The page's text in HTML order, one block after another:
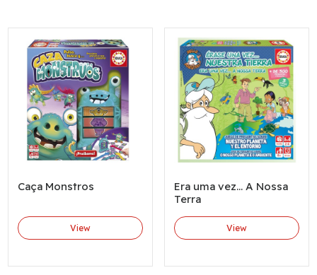
Caça Monstros
View
Era uma vez... A Nossa
Terra
View